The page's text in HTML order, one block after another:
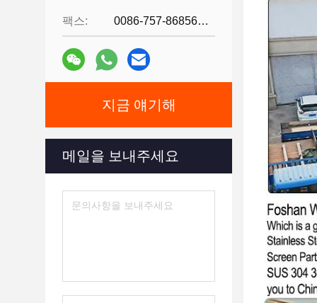
팩스: 0086-757-86856916
지금 얘기해
메일을 보내주세요